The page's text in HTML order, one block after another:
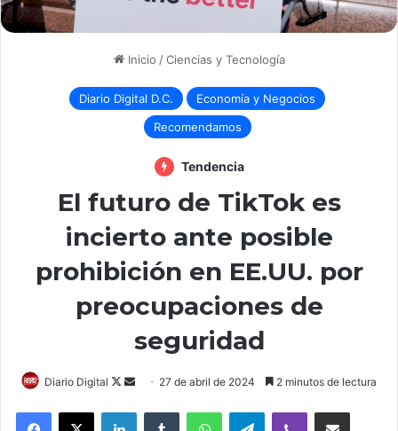
Inicio / Ciencias y Tecnología
Diario Digital D.C.
Economía y Negocios
Recomendamos
Tendencia
El futuro de TikTok es
incierto ante posible
prohibición en EE.UU. por
preocupaciones de
seguridad
Diario Digital
Follow
Send
email
27 de abril de 2024 2 minutos de lectura
LinkedInTumblr WhatsAppTelegramViber Compartir por correo